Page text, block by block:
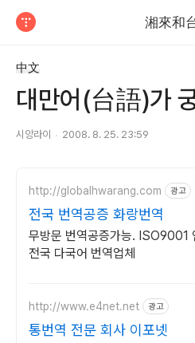
湘來和
中文
대만어(台語)가
시앙라이 2008. 8. 25. 23:59
http://globalhwarang.com 광고
전국 번역공증 화랑번역
무방문 번역공증가능. ISO9001
전국 다국어 번역업체
http://www.e4net.net 광고
통번역 전문 회사 이포넷